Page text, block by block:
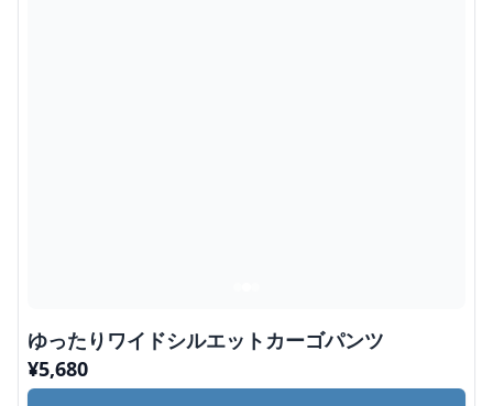
ゆったりワイドシルエットカーゴパンツ
¥5,680